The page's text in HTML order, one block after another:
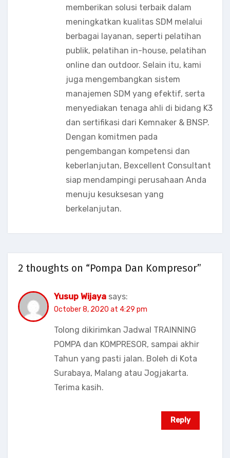
memberikan solusi terbaik dalam
meningkatkan kualitas SDM melalui
berbagai layanan, seperti pelatihan
publik, pelatihan in-house, pelatihan
online dan outdoor. Selain itu, kami
juga mengembangkan sistem
manajemen SDM yang efektif, serta
menyediakan tenaga ahli di bidang K3
dan sertifikasi dari Kemnaker & BNSP.
Dengan komitmen pada
pengembangan kompetensi dan
keberlanjutan, Bexcellent Consultant
siap mendampingi perusahaan Anda
menuju kesuksesan yang
berkelanjutan.
2 thoughts on “Pompa Dan Kompresor”
Yusup Wijaya says:
October 8, 2020 at 4:29 pm
Tolong dikirimkan Jadwal TRAINNING
POMPA dan KOMPRESOR, sampai akhir
Tahun yang pasti jalan. Boleh di Kota
Surabaya, Malang atau Jogjakarta.
Terima kasih.
Reply